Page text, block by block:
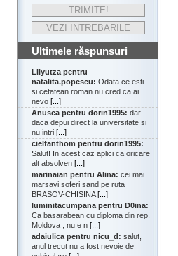
Ultimele răspunsuri
Lilyutza pentru
natalita.popescu: Odata ce esti
si cetatean roman nu cred ca ai
nevo [...]
Anusca pentru dorin1995: dar
daca depui direct la universitate si
nu intri [...]
cielfanthom pentru dorin1995:
Salut! In acest caz aplici ca oricare
alt absolven [...]
marinaian pentru Alina: cei mai
marsavi soferi sand pe ruta
BRASOV-CHISINA[...]
luminitacumpana pentru D0ina:
Ca basarabean cu diploma din rep.
Moldova , nu e n [...]
adaiulica pentru nicu_d: salut,
anul trecut nu a fost nevoie de